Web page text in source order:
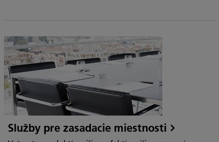
Služby pre zasadacie miestnosti